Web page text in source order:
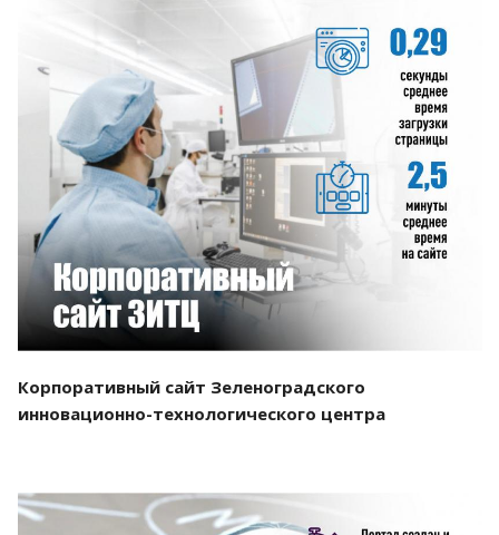
Смотреть проект
Корпоративный сайт Зеленоградского
инновационно-технологического центра